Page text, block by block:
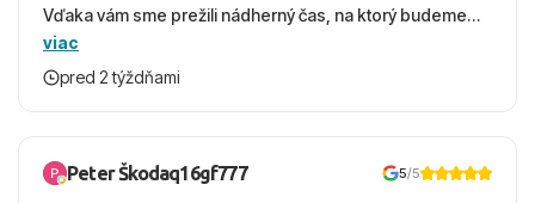
Vďaka vám sme prežili nádherný čas, na ktorý budeme
ešte dlho s úsmevom spomínať. ​Všetko prebehlo
absolútne hladko – od prvotného výberu zájazdu, cez
bola to trefa do čierneho! ​Čo nás dostalo najviac: ​Skvelé
služby a personál: Vždy usmievaví, ochotní a starostliví
viac
pred 2 týždňami
Peter Škodaq16gf777 5/5